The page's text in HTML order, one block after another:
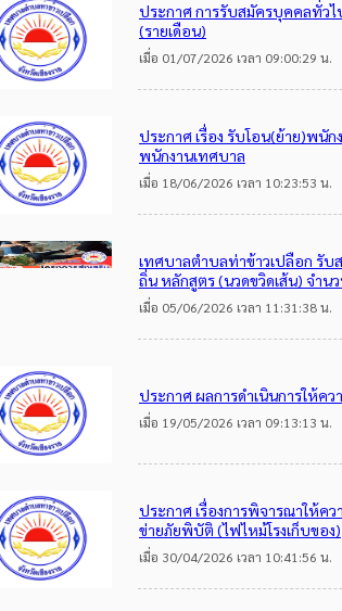
ประกาศ การรับสมัครบุคคลทั่วไ
(รายเดือน)
เมื่อ 01/07/2026 เวลา 09:00:29 น.
ประกาศ เรื่อง รับโอน(ย้าย)พนั
พนักงานเทศบาล
เมื่อ 18/06/2026 เวลา 10:23:53 น.
เทศบาลตำบลท่าข้าวเปลือก รับ
ถิ่น หลักสูตร (นวดขวิดเส้น) จำน
เมื่อ 05/06/2026 เวลา 11:31:38 น.
ประกาศ ผลการดำเนินการให้ค
เมื่อ 19/05/2026 เวลา 09:13:13 น.
ประกาศ เรื่องการพิจารณาให้ค
ข่ายภัยพิบัติ (ไฟไหม้โรงเก็บของ)
เมื่อ 30/04/2026 เวลา 10:41:56 น.